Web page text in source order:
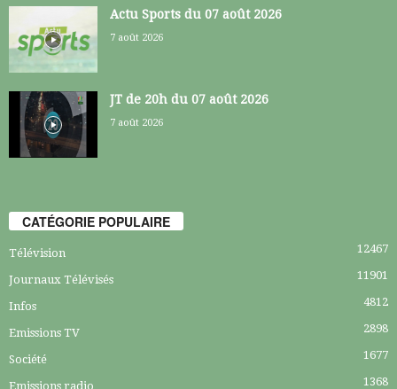
Actu Sports du 07 août 2026
7 août 2026
JT de 20h du 07 août 2026
7 août 2026
CATÉGORIE POPULAIRE
Télévision 12467
Journaux Télévisés 11901
Infos 4812
Emissions TV 2898
Société 1677
Emissions radio 1368